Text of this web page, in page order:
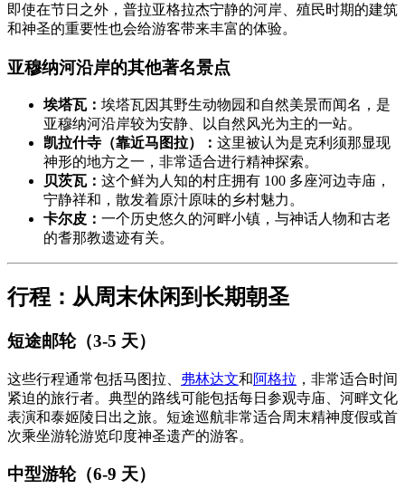
即使在节日之外，普拉亚格拉杰宁静的河岸、殖民时期的建筑
和神圣的重要性也会给游客带来丰富的体验。
亚穆纳河沿岸的其他著名景点
埃塔瓦： 埃塔瓦因其野生动物园和自然美景而闻名，是
亚穆纳河沿岸较为安静、以自然风光为主的一站。
凯拉什寺（靠近马图拉）： 这里被认为是克利须那显现
神形的地方之一，非常适合进行精神探索。
贝茨瓦： 这个鲜为人知的村庄拥有 100 多座河边寺庙，
宁静祥和，散发着原汁原味的乡村魅力。
卡尔皮： 一个历史悠久的河畔小镇，与神话人物和古老
的耆那教遗迹有关。
行程：从周末休闲到长期朝圣
短途邮轮（3-5 天）
这些行程通常包括马图拉、 弗林达文和阿格拉 ，非常适合时间
紧迫的旅行者。典型的路线可能包括每日参观寺庙、河畔文化
表演和泰姬陵日出之旅。短途巡航非常适合周末精神度假或首
次乘坐游轮游览印度神圣遗产的游客。
中型游轮（6-9 天）